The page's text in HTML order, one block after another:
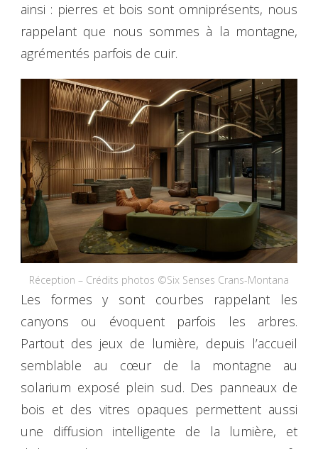
ainsi : pierres et bois sont omniprésents, nous
rappelant que nous sommes à la montagne,
agrémentés parfois de cuir.
Réception – Crédits photos ©Six Senses Crans-Montana
Les formes y sont courbes rappelant les
canyons ou évoquent parfois les arbres.
Partout des jeux de lumière, depuis l’accueil
semblable au cœur de la montagne au
solarium exposé plein sud. Des panneaux de
bois et des vitres opaques permettent aussi
une diffusion intelligente de la lumière, et